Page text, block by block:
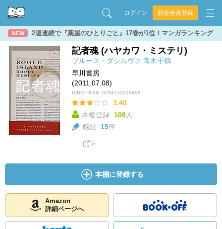
ログイン 新規会員登録
NEW 2週連続で『薬屋のひとりごと』17巻が1位！マンガランキング
記者魂 (ハヤカワ・ミステリ)
ブルース・ダシルヴァ 青木千鶴
早川書房
(2011.07.08)
ISBN・EAN: 9784150018498
3.40
本棚登録: 106人
感想: 15件
本棚に登録する
Amazon
詳細ページへ